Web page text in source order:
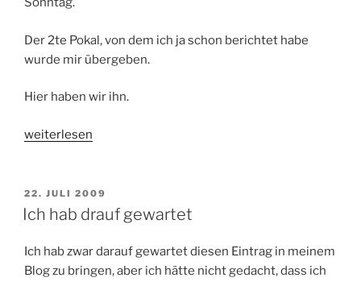
Der 2te Pokal, von dem ich ja schon berichtet habe
wurde mir übergeben.
Hier haben wir ihn.
„Noch
weiterlesen
VERÖFFENTLICHT
AM
22. JULI 2009
Ich hab drauf gewartet
Ich hab zwar darauf gewartet diesen Eintrag in meinem
Blog zu bringen, aber ich hätte nicht gedacht, dass ich